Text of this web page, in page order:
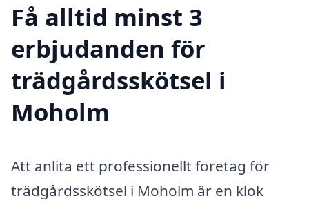
Få alltid minst 3
erbjudanden för
trädgårdsskötsel i
Moholm
Att anlita ett professionellt företag för
trädgårdsskötsel i Moholm är en klok